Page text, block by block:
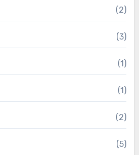
(2)
(3)
(1)
(1)
(2)
(5)